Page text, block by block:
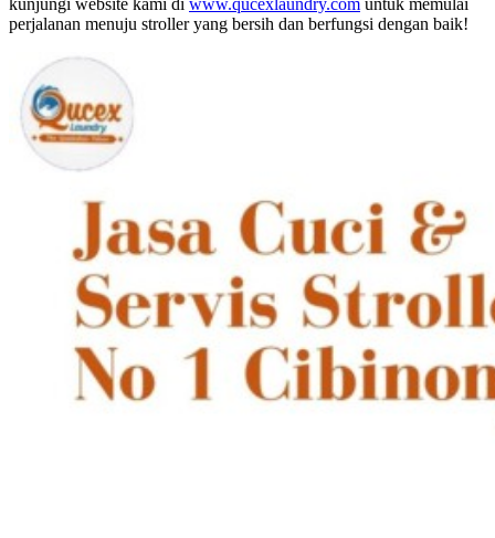
perjalanan menuju stroller yang bersih dan berfungsi dengan baik!